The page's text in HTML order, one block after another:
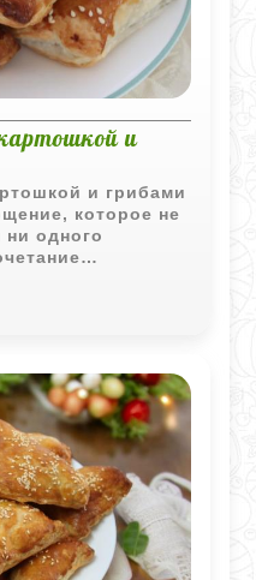
и
и грибами
которое не
одного
картошки и
приготовить
своих
виде.